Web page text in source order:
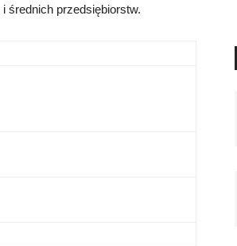
średnich przedsiębiorstw.